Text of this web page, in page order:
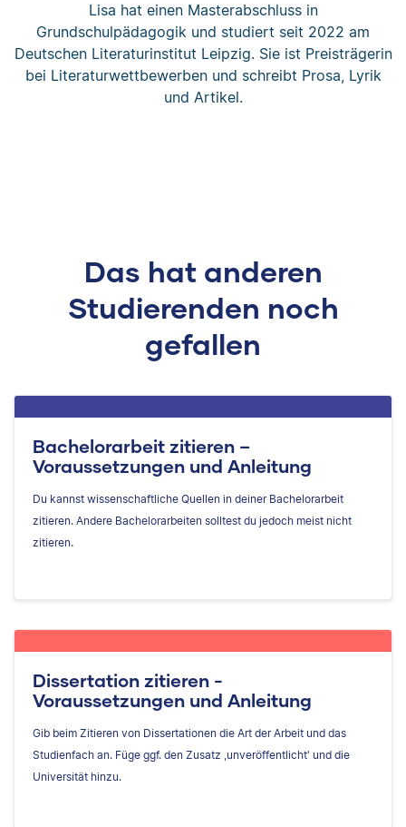
Lisa hat einen Masterabschluss in
Grundschulpädagogik und studiert seit 2022 am
Deutschen Literaturinstitut Leipzig. Sie ist Preisträgerin
bei Literaturwettbewerben und schreibt Prosa, Lyrik
und Artikel.
Das hat anderen
Studierenden noch
gefallen
Bachelorarbeit zitieren –
Voraussetzungen und Anleitung
Du kannst wissenschaftliche Quellen in deiner Bachelorarbeit
zitieren. Andere Bachelorarbeiten solltest du jedoch meist nicht
zitieren.
Dissertation zitieren -
Voraussetzungen und Anleitung
Gib beim Zitieren von Dissertationen die Art der Arbeit und das
Studienfach an. Füge ggf. den Zusatz ,unveröffentlicht' und die
Universität hinzu.